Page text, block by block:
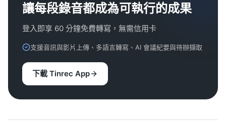
讓每段錄音都成為可執行的成果
登入即享 60 分鐘免費轉寫，無需信用卡
支援音訊與影片上傳、多語言轉寫、AI 會議紀要與待辦擷取
下載 Tinrec App